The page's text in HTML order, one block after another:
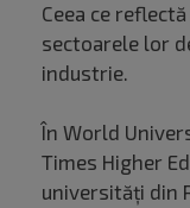
Ceea ce
sectoarele lor
industrie.
În World
Times Higher
universităţi din